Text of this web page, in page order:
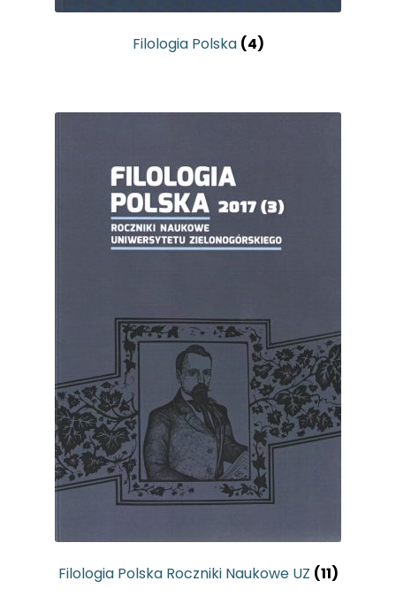
Filologia Polska (4)
Filologia Polska Roczniki Naukowe UZ (11)